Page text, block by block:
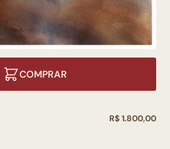
COMPRAR
R$ 1.800,00